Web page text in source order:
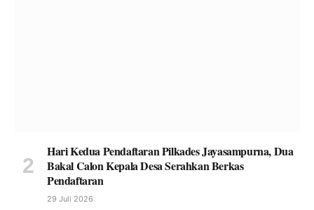
Hari Kedua Pendaftaran Pilkades Jayasampurna, Dua
Bakal Calon Kepala Desa Serahkan Berkas
Pendaftaran
29 Juli 2026